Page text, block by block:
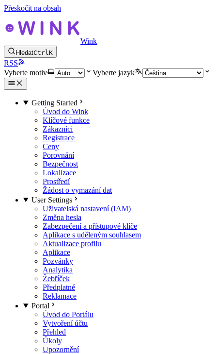
Přeskočit na obsah
Wink
HledatCtrlK
RSS
Vyberte motiv
Vyberte jazyk
Getting Started
Úvod do Wink
Klíčové funkce
Zákazníci
Registrace
Ceny
Porovnání
Bezpečnost
Lokalizace
Prostředí
Žádost o vymazání dat
User Settings
Uživatelská nastavení (IAM)
Změna hesla
Zabezpečení a přístupové klíče
Aplikace s uděleným souhlasem
Aktualizace profilu
Aplikace
Pozvánky
Analytika
Žebříček
Předplatné
Reklamace
Portal
Úvod do Portálu
Vytvoření účtu
Přehled
Úkoly
Upozornění